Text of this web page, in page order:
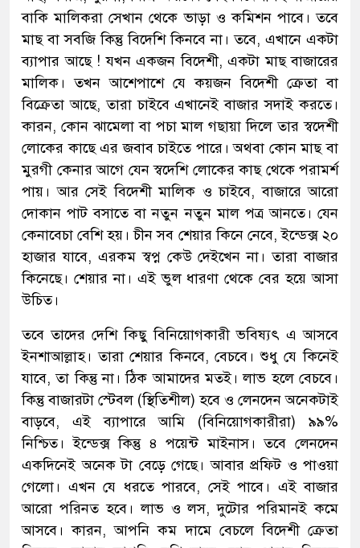
বাকি মালিকরা সেখান থেকে ভাড়া ও কমিশন পাবে। তবে
মাছ বা সবজি কিন্তু বিদেশি কিনবে না। তবে, এখানে একটা
ব্যাপার আছে ! যখন একজন বিদেশী, একটা মাছ বাজারের
মালিক। তখন আশেপাশে যে কয়জন বিদেশী ক্রেতা বা
বিক্রেতা আছে, তারা চাইবে এখানেই বাজার সদাই করতে।
কারন, কোন ঝামেলা বা পচা মাল গছায়া দিলে তার স্বদেশী
লোকের কাছে এর জবাব চাইতে পারে। অথবা কোন মাছ বা
মুরগী কেনার আগে যেন স্বদেশি লোকের কাছ থেকে পরামর্শ
পায়। আর সেই বিদেশী মালিক ও চাইবে, বাজারে আরো
দোকান পাট বসাতে বা নতুন নতুন মাল পত্র আনতে। যেন
কেনাবেচা বেশি হয়। চীন সব শেয়ার কিনে নেবে, ইন্ডেক্স ২০
হাজার যাবে, এরকম স্বপ্ন কেউ দেইখেন না। তারা বাজার
কিনেছে। শেয়ার না। এই ভুল ধারণা থেকে বের হয়ে আসা
উচিত।
তবে তাদের দেশি কিছু বিনিয়োগকারী ভবিষ্যৎ এ আসবে
ইনশাআল্লাহ। তারা শেয়ার কিনবে, বেচবে। শুধু যে কিনেই
যাবে, তা কিন্তু না। ঠিক আমাদের মতই। লাভ হলে বেচবে।
কিন্তু বাজারটা স্টেবল (স্থিতিশীল) হবে ও লেনদেন অনেকটাই
বাড়বে, এই ব্যাপারে আমি (বিনিয়োগকারীরা) ৯৯%
নিশ্চিত। ইন্ডেক্স কিন্তু ৪ পয়েন্ট মাইনাস। তবে লেনদেন
একদিনেই অনেক টা বেড়ে গেছে। আবার প্রফিট ও পাওয়া
গেলো। এখন যে ধরতে পারবে, সেই পাবে। এই বাজার
আরো পরিনত হবে। লাভ ও লস, দুটোর পরিমানই কমে
আসবে। কারন, আপনি কম দামে বেচলে বিদেশী ক্রেতা